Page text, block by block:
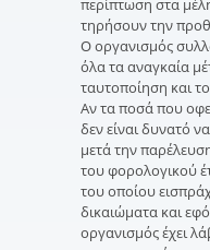
τηρήσουν την
Ο οργανισμός
όλα τα αναγκαία
ταυτοποίηση και
Αν τα ποσά που
δεν είναι δυνατό
μετά την
του φορολογικού
του οποίου
δικαιώματα και
οργανισμός έχει